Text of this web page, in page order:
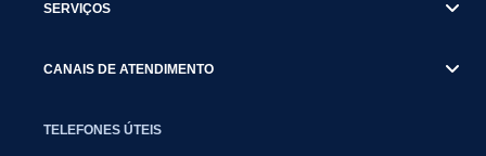
SERVIÇOS
CANAIS DE ATENDIMENTO
TELEFONES ÚTEIS